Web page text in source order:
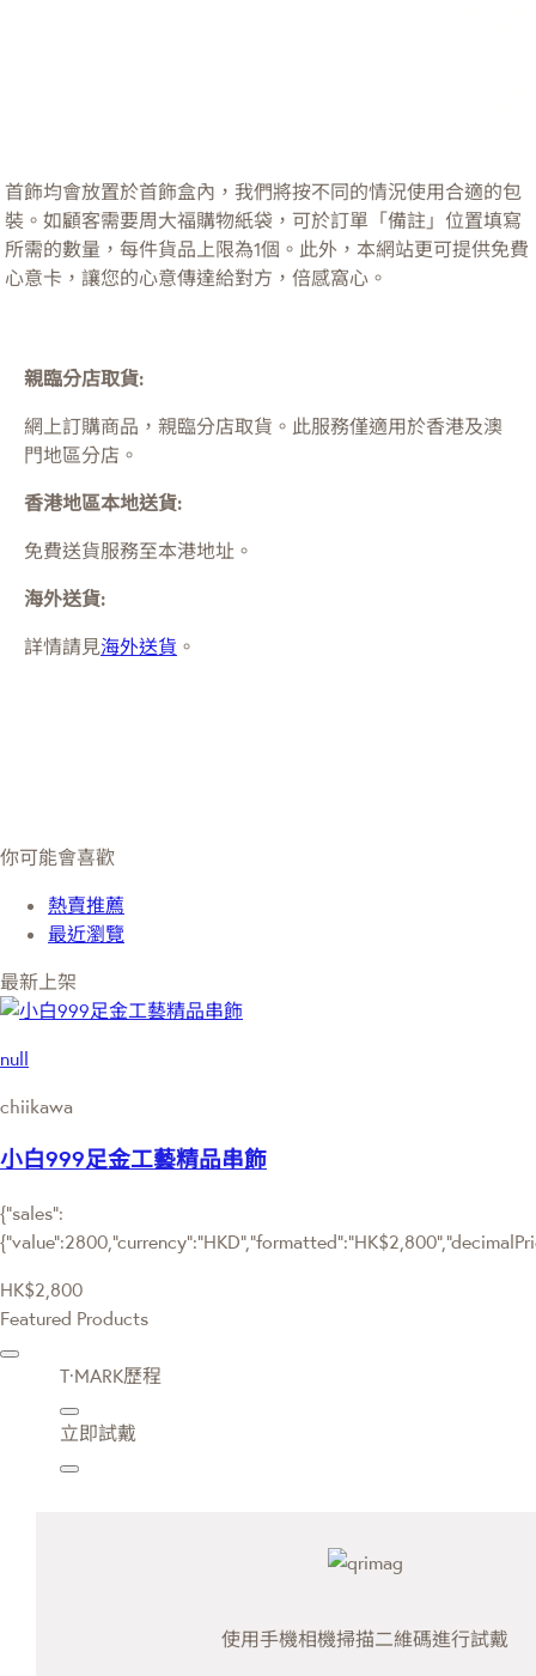
首飾均會放置於首飾盒內，我們將按不同的情況使用合適的包
裝。如顧客需要周大福購物紙袋，可於訂單「備註」位置填寫
所需的數量，每件貨品上限為1個。此外，本網站更可提供免費
心意卡，讓您的心意傳達給對方，倍感窩心。
親臨分店取貨:
網上訂購商品，親臨分店取貨。此服務僅適用於香港及澳
門地區分店。
香港地區本地送貨:
免費送貨服務至本港地址。
海外送貨:
詳情請見海外送貨 。
你可能會喜歡
熱賣推薦
最近瀏覽
最新上架
null
chiikawa
小白999足金工藝精品串飾
{"sales":
HK$2,800
Featured Products
T·MARK歷程
立即試戴
使用手機相機掃描二維碼進行試戴